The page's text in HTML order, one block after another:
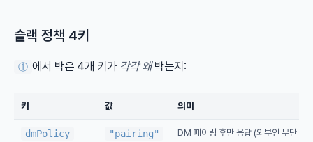
슬랙 정책 4키
① 에서 박은 4개 키가 각각 왜박는지:
키 값 의미
dmPolicy "pairing" DM 페어링 후만 응답 (외부인 무단